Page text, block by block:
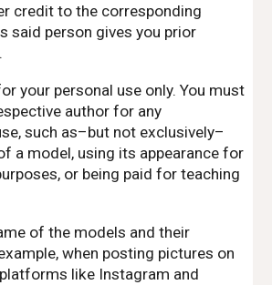
credit to the corresponding
said person gives you prior
your personal use only. You must
author for any
such as–but not exclusively–
a model, using its appearance for
or being paid for teaching
of the models and their
when posting pictures on
like Instagram and